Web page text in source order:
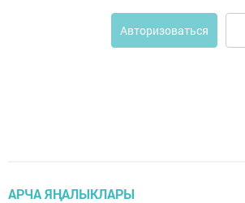
Авторизоваться
АРЧА ЯҢАЛЫКЛАРЫ